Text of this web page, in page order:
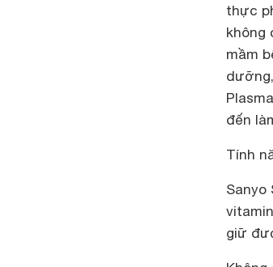
thực
không
mầm
đến
Tính
Sanyo
giữ